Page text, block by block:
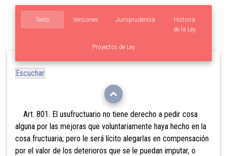
Texto Versiones
Proyectos de Ley
Historia
de la Ley
Jurisprudencia
Escuchar
Art. 801. El usufructuario no tiene derecho a pedir cosa
alguna por las mejoras que voluntariamente haya hecho en la
cosa fructuaria; pero le será lícito alegarlas en compensación
por el valor de los deterioros que se le puedan imputar, o